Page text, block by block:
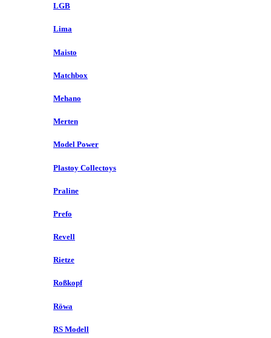
LGB
Lima
Maisto
Matchbox
Mehano
Merten
Model Power
Plastoy Collectoys
Praline
Prefo
Revell
Rietze
Roßkopf
Röwa
RS Modell